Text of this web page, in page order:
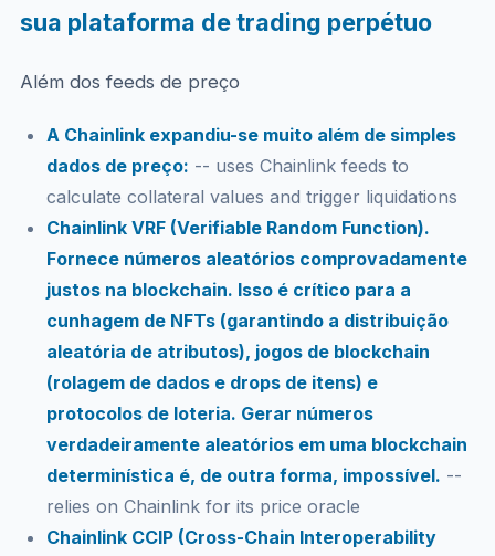
sua plataforma de trading perpétuo
Além dos feeds de preço
A Chainlink expandiu-se muito além de simples
dados de preço: -- uses Chainlink feeds to
calculate collateral values and trigger liquidations
Chainlink VRF (Verifiable Random Function).
Fornece números aleatórios comprovadamente
justos na blockchain. Isso é crítico para a
cunhagem de NFTs (garantindo a distribuição
aleatória de atributos), jogos de blockchain
(rolagem de dados e drops de itens) e
protocolos de loteria. Gerar números
verdadeiramente aleatórios em uma blockchain
determinística é, de outra forma, impossível. --
relies on Chainlink for its price oracle
Chainlink CCIP (Cross-Chain Interoperability